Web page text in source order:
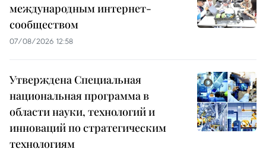
международным интернет-
сообществом
07/08/2026 12:58
Утверждена Специальная
национальная программа в
области науки, технологий и
инноваций по стратегическим
технологиям